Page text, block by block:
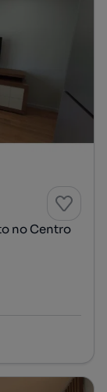
no Centro